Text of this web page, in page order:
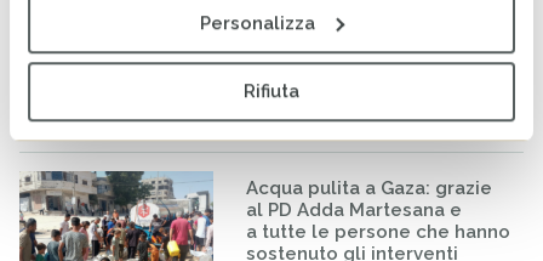
Personalizza
Rifiuta
Borena, il costo umano
Acqua pulita a Gaza: grazie
al PD Adda Martesana e
a tutte le persone che hanno
sostenuto gli interventi